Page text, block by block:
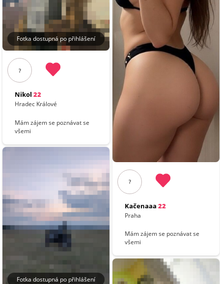
Fotka dostupná po přihlášení
?
Nikol 22
Hradec Králové
Mám zájem se poznávat se
všemi
Fotka dostupná po přihlášení
?
Kačenaaa 22
Praha
Mám zájem se poznávat se
všemi